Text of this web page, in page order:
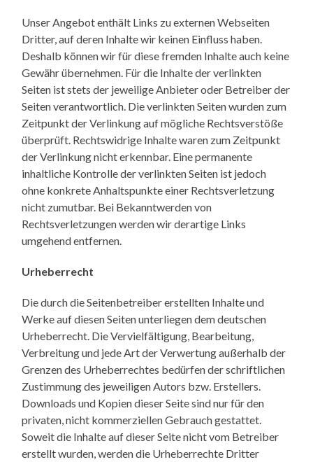
Unser Angebot enthält Links zu externen Webseiten
Dritter, auf deren Inhalte wir keinen Einfluss haben.
Deshalb können wir für diese fremden Inhalte auch keine
Gewähr übernehmen. Für die Inhalte der verlinkten
Seiten ist stets der jeweilige Anbieter oder Betreiber der
Seiten verantwortlich. Die verlinkten Seiten wurden zum
Zeitpunkt der Verlinkung auf mögliche Rechtsverstöße
überprüft. Rechtswidrige Inhalte waren zum Zeitpunkt
der Verlinkung nicht erkennbar. Eine permanente
inhaltliche Kontrolle der verlinkten Seiten ist jedoch
ohne konkrete Anhaltspunkte einer Rechtsverletzung
nicht zumutbar. Bei Bekanntwerden von
Rechtsverletzungen werden wir derartige Links
umgehend entfernen.
Urheberrecht
Die durch die Seitenbetreiber erstellten Inhalte und
Werke auf diesen Seiten unterliegen dem deutschen
Urheberrecht. Die Vervielfältigung, Bearbeitung,
Verbreitung und jede Art der Verwertung außerhalb der
Grenzen des Urheberrechtes bedürfen der schriftlichen
Zustimmung des jeweiligen Autors bzw. Erstellers.
Downloads und Kopien dieser Seite sind nur für den
privaten, nicht kommerziellen Gebrauch gestattet.
Soweit die Inhalte auf dieser Seite nicht vom Betreiber
erstellt wurden, werden die Urheberrechte Dritter